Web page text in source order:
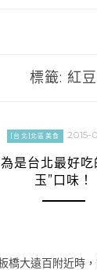
標籤: 紅豆
[台北]北區美食 2015-
是台北最好吃
玉”口味！
橋大遠百附近時